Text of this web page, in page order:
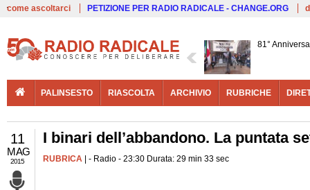
come ascoltarci PETIZIONE PER RADIO RADICALE - CHANGE.ORG
81°
PALINSESTO RIASCOLTA ARCHIVIO RUBRICHE
11
MAG
2015
I binari dell’abbandono. La puntata
RUBRICA | - Radio - 23:30 Durata: 29 min 33 sec